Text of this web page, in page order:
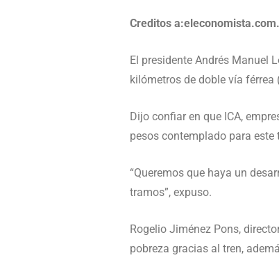
Creditos
El presidente Andrés Manuel
kilómetros de doble vía
Dijo confiar en que ICA,
pesos contemplado para
“Queremos que haya un
tramos”, expuso.
Rogelio Jiménez Pons,
pobreza gracias al tren,